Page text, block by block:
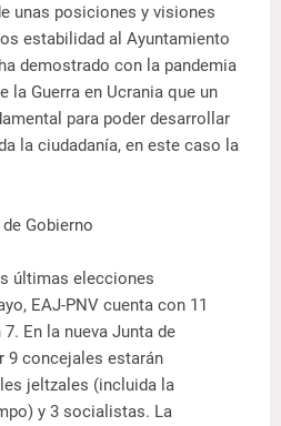
unas posiciones y visiones
estabilidad al Ayuntamiento
demostrado con la pandemia
la Guerra en Ucrania que un
para poder desarrollar
la ciudadanía, en este caso la
Gobierno
últimas elecciones
EAJ-PNV cuenta con 11
En la nueva Junta de
9 concejales estarán
jeltzales (incluida la
y 3 socialistas. La